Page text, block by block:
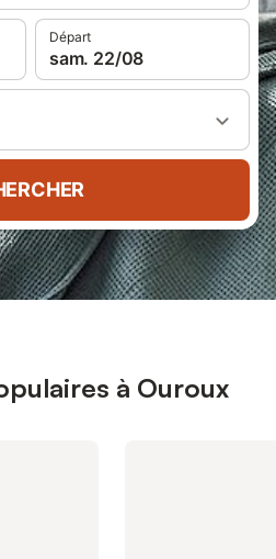
Départ
sam. 22/08
à Ouroux